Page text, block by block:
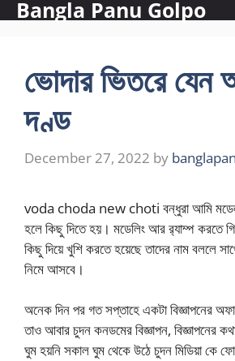
SkipBangla Panu Golpo
ভোদার ভিতরে যেন
দণ্ড
December 27, 2022 by
voda choda new choti বন্ধুরা আমি মডেল
হলে কিছু দিতে হয়। মডেলিং আর র‍্যাম্প করতে
কিছু দিয়ে খুশি করতে হয়েছে তাদের নাম বললে
নিমে আসবে।
অনেক দিন পর গত সপ্তাহে একটা বিজ্ঞাপনের
তাও আবার চুদন কনডমের বিজ্ঞাপন, বিজ্ঞাপনের
ঘুম হয়নি সকাল ঘুম থেকে উঠে চুদন মিডিয়া কে